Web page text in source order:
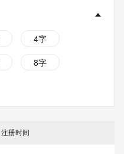
4字
8字
注册时间